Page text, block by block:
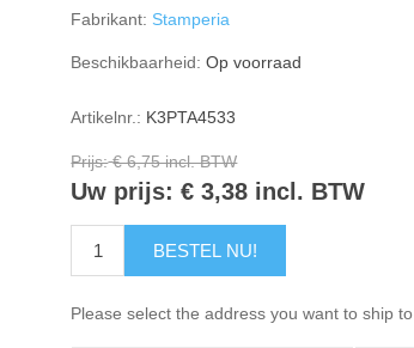
Fabrikant: Stamperia
Beschikbaarheid: Op voorraad
Artikelnr.: K3PTA4533
Prijs: € 6,75 incl. BTW
Uw prijs: € 3,38 incl. BTW
BESTEL NU!
Please select the address you want to ship to